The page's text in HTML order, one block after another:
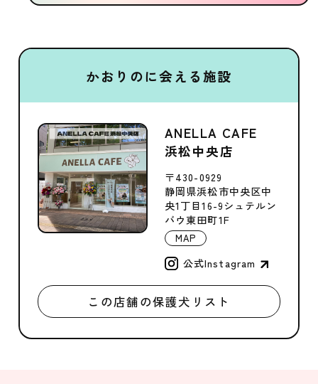
かおりのに会える施設
ANELLA CAFE
浜松中央店
〒430-0929
静岡県浜松市中央区中
央1丁目16-9シュテルン
バウ東田町1F
MAP
公式Instagram
この店舗の保護犬リスト